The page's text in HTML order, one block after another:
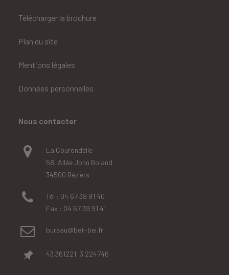
Télécharger la brochure
Plan du site
Mentions légales
Données personnelles
Nous contacter
La Courondelle
58, Allée John Boland
34500 Béziers
Tél : 04 67 39 91 40
Fax : 04 67 39 91 41
bureau@bet-bei.fr
43.361221, 3.224746